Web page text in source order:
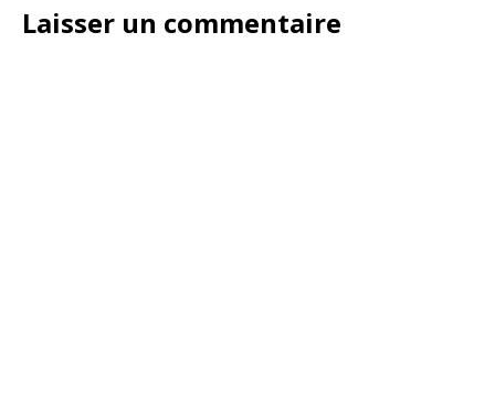
Laisser un commentaire